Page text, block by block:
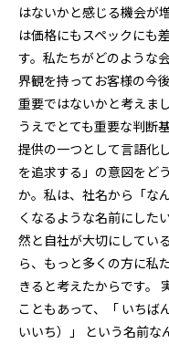
はないかと感じる機会が
は価格にもスペックにも
す。私たちがどのような
界観を持ってお客様の今
重要ではないかと考えま
うえでとても重要な判断
提供の一つとして言語化
を追求する」の意図をど
か。私は、社名から「な
くなるような名前にした
然と自社が大切にしてい
ら、もっと多くの方に私
きると考えたからです。
こともあって、「 いちば
いいち）」 という名前な